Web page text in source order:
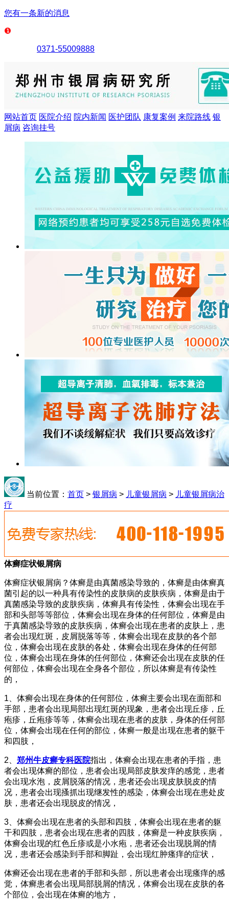
您有一条新的消息
0371-55009888
网站首页 医院介绍 院内新闻 医护团队 康复案例 来院路线 银
屑病 咨询挂号
当前位置： 首页 > 银屑病 > 儿童银屑病 > 儿童银屑病治
疗
体癣症状银屑病
体癣症状银屑病？体癣是由真菌感染导致的，体癣是由体癣真
菌引起的以一种具有传染性的皮肤病的皮肤疾病，体癣是由于
真菌感染导致的皮肤疾病，体癣具有传染性，体癣会出现在手
部和头部等等部位，体癣会出现在身体的任何部位，体癣是由
于真菌感染导致的皮肤疾病，体癣会出现在患者的皮肤上，患
者会出现红斑，皮屑脱落等等，体癣会出现在皮肤的各个部
位，体癣会出现在皮肤的各处，体癣会出现在身体的任何部
位，体癣会出现在身体的任何部位，体癣还会出现在皮肤的任
何部位，体癣会出现在全身各个部位，所以体癣是有传染性
的，
1、体癣会出现在身体的任何部位，体癣主要会出现在面部和
手部，患者会出现局部出现红斑的现象，患者会出现丘疹，丘
疱疹，丘疱疹等等，体癣会出现在患者的皮肤，身体的任何部
位，体癣会出现在任何的部位，体癣一般是出现在患者的躯干
和四肢，
2、 郑州牛皮癣专科医院指出，体癣会出现在患者的手指，患
者会出现体癣的部位，患者会出现局部皮肤发痒的感觉，患者
会出现水泡，皮屑脱落的情况，患者还会出现皮肤脱皮的情
况，患者会出现搔抓出现继发性的感染，体癣会出现在患处皮
肤，患者还会出现脱皮的情况，
3、体癣会出现在患者的头部和四肢，体癣会出现在患者的躯
干和四肢，患者会出现在患者的四肢，体癣是一种皮肤疾病，
体癣会出现的红色丘疹或是小水疱，患者还会出现脱屑的情
况，患者还会感染到手部和脚趾，会出现红肿瘙痒的症状，
体癣还会出现在患者的手部和头部，所以患者会出现瘙痒的感
觉，体癣患者会出现局部脱屑的情况，体癣会出现在皮肤的各
个部位，会出现在体癣的地方，